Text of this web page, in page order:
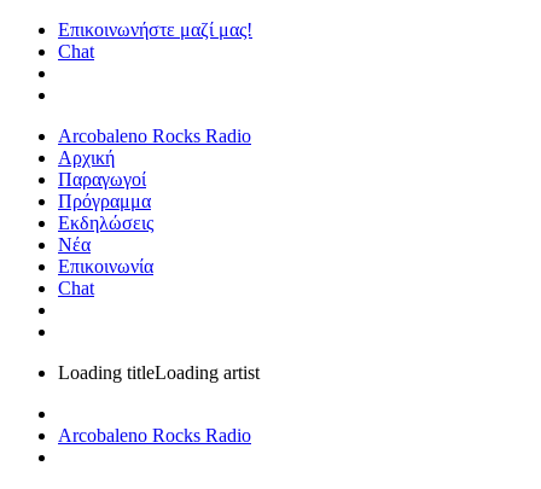
Επικοινωνήστε μαζί μας!
Chat
Arcobaleno Rocks Radio
Αρχική
Παραγωγοί
Πρόγραμμα
Εκδηλώσεις
Νέα
Επικοινωνία
Chat
Loading titleLoading artist
Arcobaleno Rocks Radio